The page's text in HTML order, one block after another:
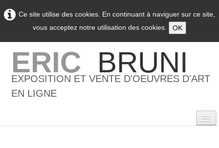
Ce site utilise des cookies. En continuant à naviguer sur ce site,
vous acceptez notre utilisation des cookies.
OK
ERIC BRUNI
EXPOSITION ET VENTE D'OEUVRES D'ART
EN LIGNE